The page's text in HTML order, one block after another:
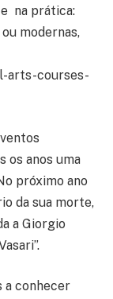
na prática:
modernas,
arts-courses-
os anos uma
próximo ano
da sua morte,
a Giorgio
a conhecer